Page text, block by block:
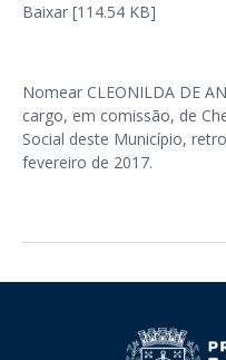
Baixar [114.54 KB]
Nomear CLEONILDA DE
cargo, em comissão, de
Social deste Município,
fevereiro de 2017.